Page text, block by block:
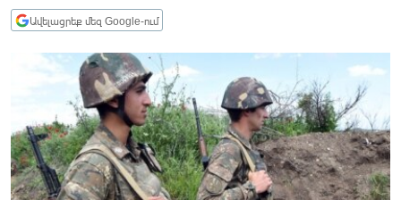
ՏՆՏԵՍՈՒԹՅՈՒՆ
ՂԱՐԱԲԱՂ
ՊԱՏԵՐԱԶՄԻ 6 ՇԱԲԱԹՆԵՐԸ
ՏԱՐԱԾԱՇՐՋԱՆ
ՄԻՋԱԶԳԱՅԻՆ
ՄՇԱԿՈՒՅԹ
Ավելացրեք մեզ Google-ում